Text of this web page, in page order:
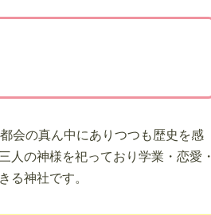
会の真ん中にありつつも歴史を感
人の神様を祀っており学業・恋愛・
る神社です。